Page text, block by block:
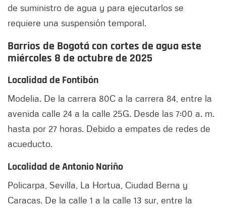
de suministro de agua y para ejecutarlos se
requiere una suspensión temporal.
Barrios de Bogotá con cortes de agua este
miércoles 8 de octubre de 2025
Localidad de Fontibón
Modelia. De la carrera 80C a la carrera 84, entre la
avenida calle 24 a la calle 25G. Desde las 7:00 a. m.
hasta por 27 horas. Debido a empates de redes de
acueducto.
Localidad de Antonio Nariño
Policarpa, Sevilla, La Hortua, Ciudad Berna y
Caracas. De la calle 1 a la calle 13 sur, entre la